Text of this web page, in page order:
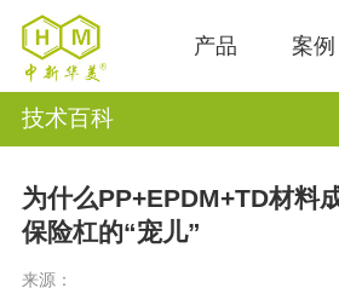
产品 案例
技术百科
为什么PP+EPDM+TD材料
保险杠的“宠儿”
来源：